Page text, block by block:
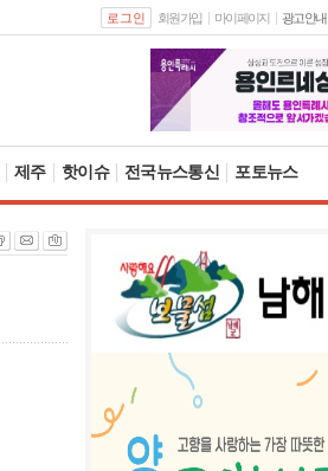
로그인 회원가입 마이페이지 광고안내
제주 핫이슈 전국뉴스통신 포토뉴스